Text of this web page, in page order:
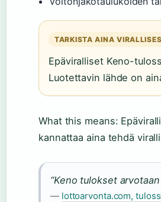
TARKISTA AINA
Epäviralliset Keno-
Luotettavin lähde on
What this means:
kannattaa aina tehdä
“Keno tulokset
— lottoarvonta.com,